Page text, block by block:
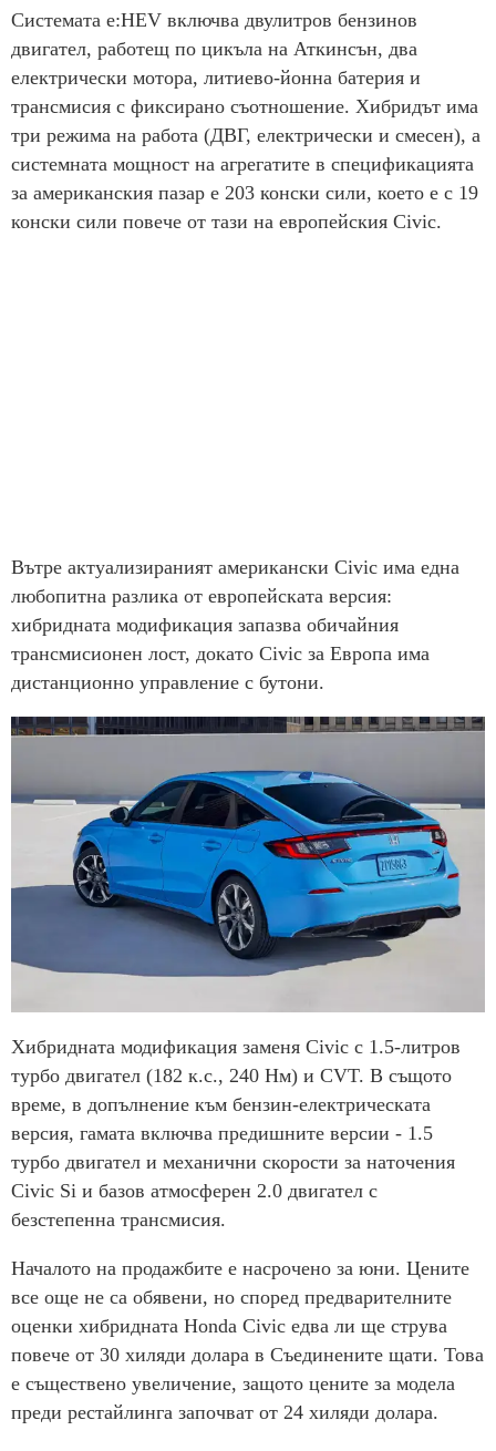
Системата e:HEV включва двулитров бензинов
двигател, работещ по цикъла на Аткинсън, два
електрически мотора, литиево-йонна батерия и
трансмисия с фиксирано съотношение. Хибридът има
три режима на работа (ДВГ, електрически и смесен), а
системната мощност на агрегатите в спецификацията
за американския пазар е 203 конски сили, което е с 19
конски сили повече от тази на европейския Civic.
Вътре актуализираният американски Civic има една
любопитна разлика от европейската версия:
хибридната модификация запазва обичайния
трансмисионен лост, докато Civic за Европа има
дистанционно управление с бутони.
Хибридната модификация заменя Civic с 1.5-литров
турбо двигател (182 к.с., 240 Нм) и CVT. В същото
време, в допълнение към бензин-електрическата
версия, гамата включва предишните версии - 1.5
турбо двигател и механични скорости за наточения
Civic Si и базов атмосферен 2.0 двигател с
безстепенна трансмисия.
Началото на продажбите е насрочено за юни. Цените
все още не са обявени, но според предварителните
оценки хибридната Honda Civic едва ли ще струва
повече от 30 хиляди долара в Съединените щати. Това
е съществено увеличение, защото цените за модела
преди рестайлинга започват от 24 хиляди долара.